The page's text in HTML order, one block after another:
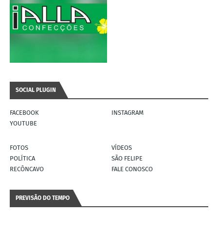
SOCIAL PLUGIN
FACEBOOK
INSTAGRAM
YOUTUBE
FOTOS
VÍDEOS
POLÍTICA
SÃO FELIPE
RECÔNCAVO
FALE CONOSCO
PREVISÃO DO TEMPO